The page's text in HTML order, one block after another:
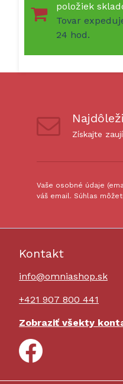
položiek
Tovar
24 hod.
Získajte
Vaše osobné údaje
váš email. Súhlas
Kontakt
info@omniashop.sk
+421 907 800 441
Zobraziť všekty